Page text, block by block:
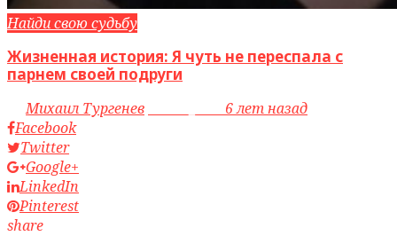
Найди свою судьбу
Жизненная история: Я чуть не переспала с
парнем своей подруги
byМихаил Тургенев
6 лет назад
Facebook
Twitter
Google+
LinkedIn
Pinterest
share